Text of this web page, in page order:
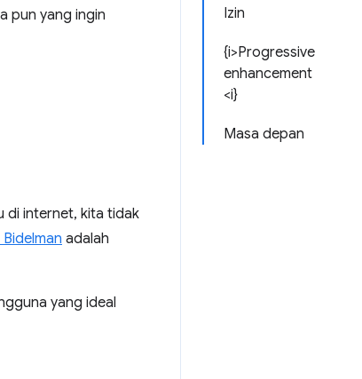
Izin
{i>Progressive
enhancement
<i}
Masa depan
pun yang ingin
di internet, kita tidak
Bidelman adalah
yang ideal